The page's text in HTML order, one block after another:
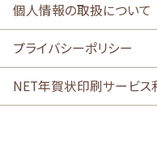
個人情報の取扱について
プライバシーポリシー
NET年賀状印刷サービス